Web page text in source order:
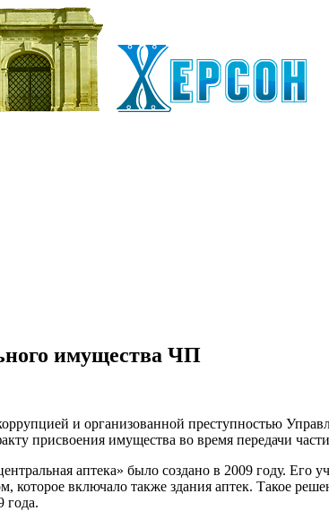
имущества ЧП
и организованной преступностью
присвоения имущества во время передачи
аптека» было создано в 2009 году.
которое включало также здания аптек. Такое
года.